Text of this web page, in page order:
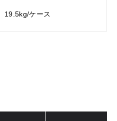
19.5kg/ケース